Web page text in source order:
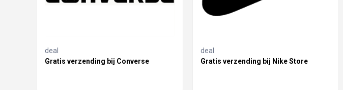
deal
Gratis verzending bij Converse
deal
Gratis verzending bij Nike Store